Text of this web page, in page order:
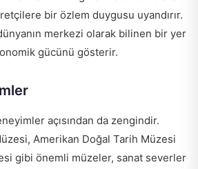
bir özlem duygusu uyandırır.
merkezi olarak bilinen bir yer
gücünü gösterir.
açısından da zengindir.
Amerikan Doğal Tarih Müzesi
gibi önemli müzeler, sanat severler